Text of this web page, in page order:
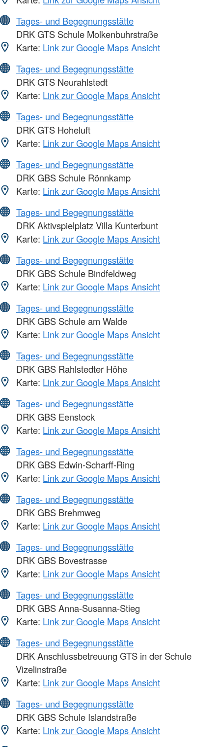
Tages- und Begegnungsstätte
DRK GTS Schule Molkenbuhrstraße
Karte: Link zur Google Maps Ansicht
Tages- und Begegnungsstätte
DRK GTS Neurahlstedt
Karte: Link zur Google Maps Ansicht
Tages- und Begegnungsstätte
DRK GTS Hoheluft
Karte: Link zur Google Maps Ansicht
Tages- und Begegnungsstätte
DRK GBS Schule Rönnkamp
Karte: Link zur Google Maps Ansicht
Tages- und Begegnungsstätte
DRK Aktivspielplatz Villa Kunterbunt
Karte: Link zur Google Maps Ansicht
Tages- und Begegnungsstätte
DRK GBS Schule Bindfeldweg
Karte: Link zur Google Maps Ansicht
Tages- und Begegnungsstätte
DRK GBS Schule am Walde
Karte: Link zur Google Maps Ansicht
Tages- und Begegnungsstätte
DRK GBS Rahlstedter Höhe
Karte: Link zur Google Maps Ansicht
Tages- und Begegnungsstätte
DRK GBS Eenstock
Karte: Link zur Google Maps Ansicht
Tages- und Begegnungsstätte
DRK GBS Edwin-Scharff-Ring
Karte: Link zur Google Maps Ansicht
Tages- und Begegnungsstätte
DRK GBS Brehmweg
Karte: Link zur Google Maps Ansicht
Tages- und Begegnungsstätte
DRK GBS Bovestrasse
Karte: Link zur Google Maps Ansicht
Tages- und Begegnungsstätte
DRK GBS Anna-Susanna-Stieg
Karte: Link zur Google Maps Ansicht
Tages- und Begegnungsstätte
DRK Anschlussbetreuung GTS in der Schule
Vizelinstraße
Karte: Link zur Google Maps Ansicht
Tages- und Begegnungsstätte
DRK GBS Schule Islandstraße
Karte: Link zur Google Maps Ansicht